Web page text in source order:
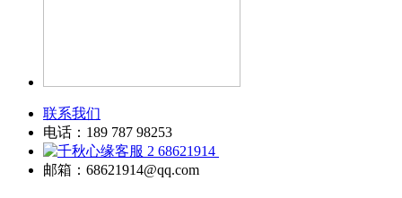
联系我们
电话：189 787 98253
68621914
邮箱：68621914@qq.com